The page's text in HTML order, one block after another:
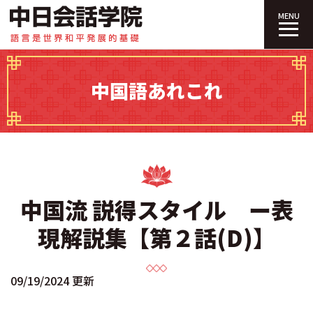
中日会話学院
MENU
中国語あれこれ
中国流 説得スタイル ー表
現解説集【第２話(D)】
09/19/2024 更新